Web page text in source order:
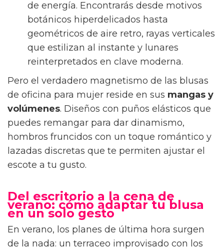
de energía. Encontrarás desde motivos
botánicos hiperdelicados hasta
geométricos de aire retro, rayas verticales
que estilizan al instante y lunares
reinterpretados en clave moderna.
Pero el verdadero magnetismo de las blusas
de oficina para mujer reside en sus mangas y
volúmenes. Diseños con puños elásticos que
puedes remangar para dar dinamismo,
hombros fruncidos con un toque romántico y
lazadas discretas que te permiten ajustar el
escote a tu gusto.
Del escritorio a la cena de
verano: cómo adaptar tu blusa
en un solo gesto
En verano, los planes de última hora surgen
de la nada: un terraceo improvisado con los